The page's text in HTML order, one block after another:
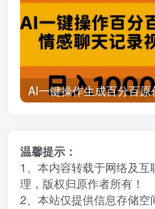
温馨提示：
1、本内容转载于网络及
理，版权归原作者所有！
2、本站仅提供信息存储